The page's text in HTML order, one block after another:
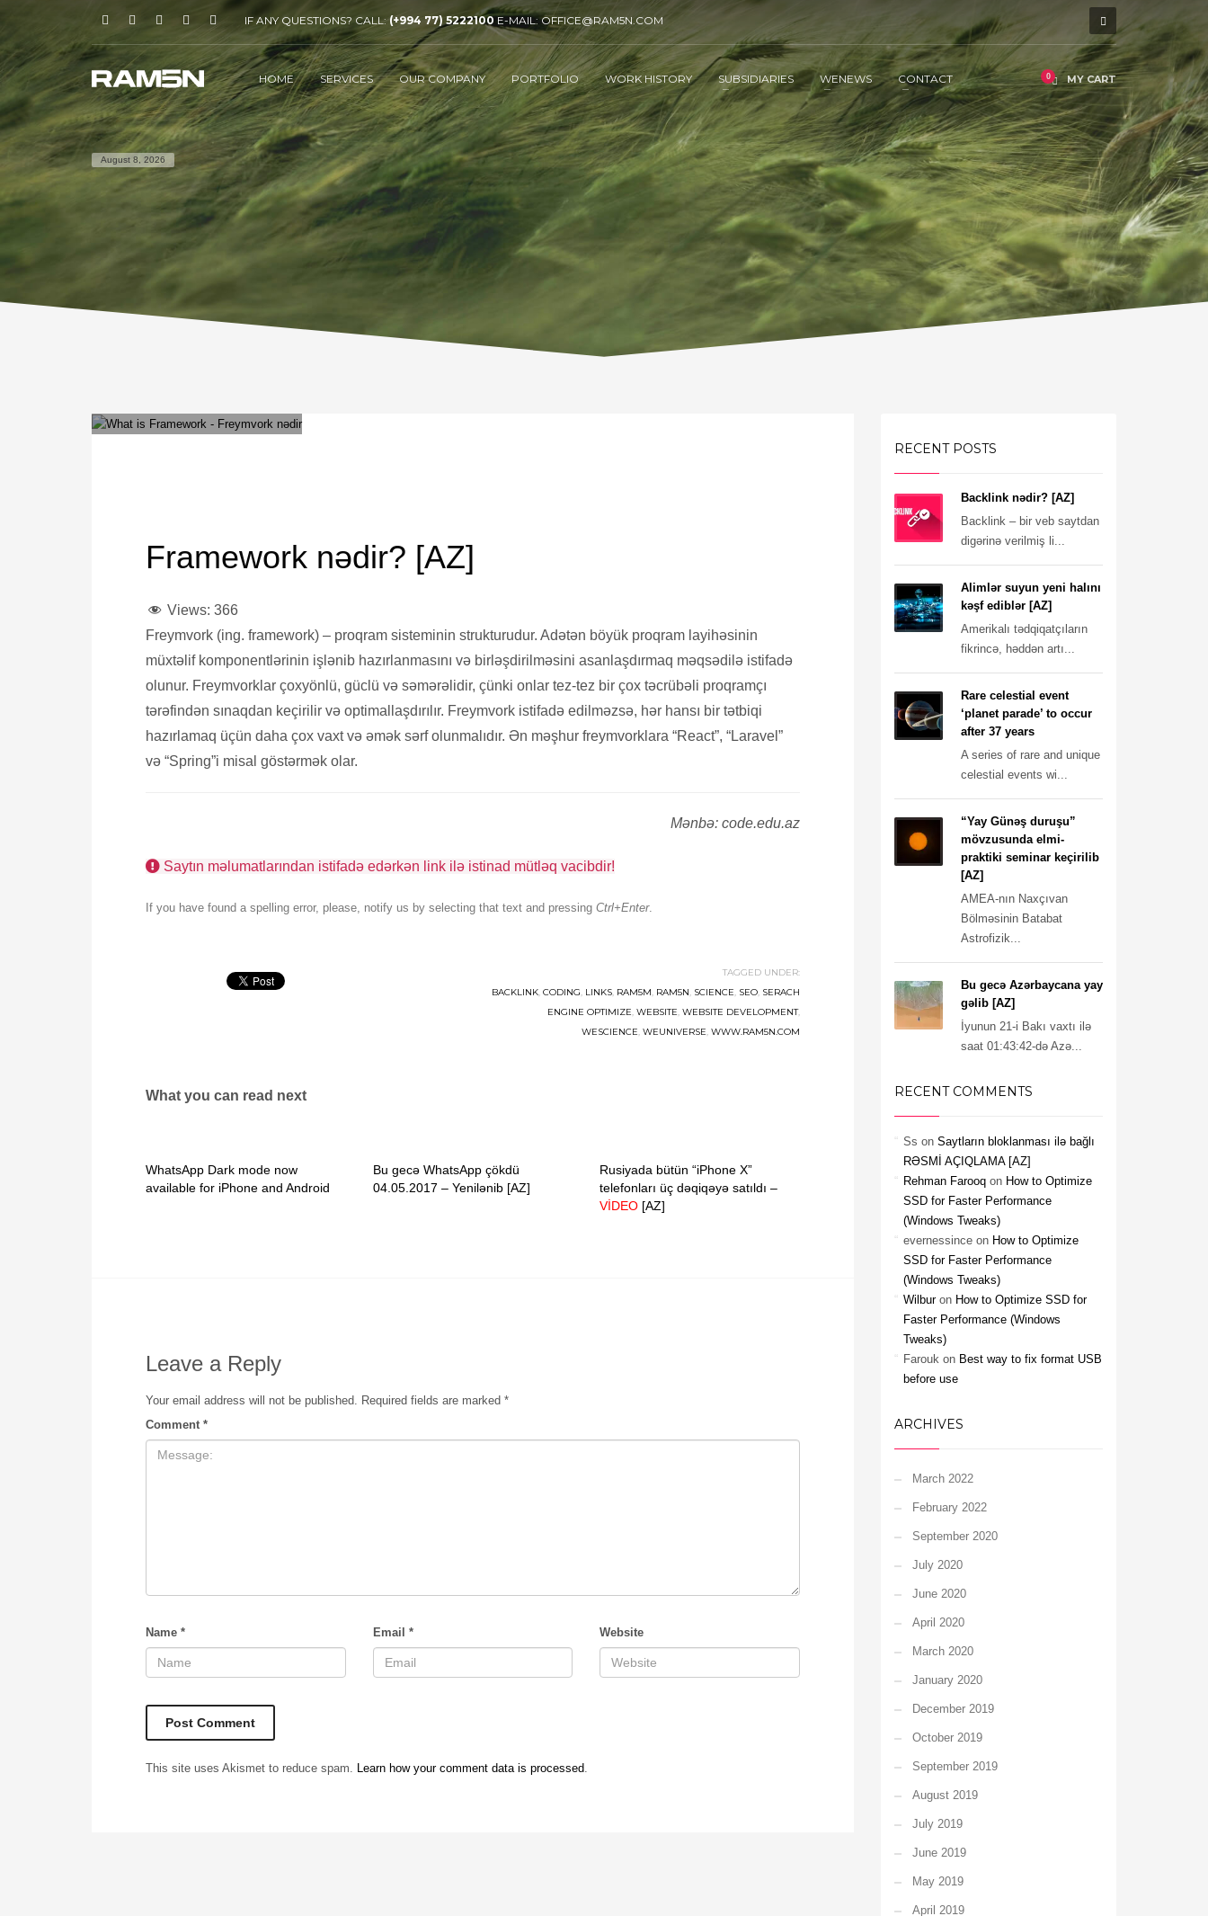
IF ANY QUESTIONS? CALL:(+994 77) 5222100 E-MAIL: OFFICE@RAM5N.COM
HOME SERVICES OUR COMPANY PORTFOLIO WORK HISTORY SUBSIDIARIES WENEWS CONTACT MY CART
August 8, 2026
Framework nədir? [AZ]
Views: 366
Freymvork (ing. framework) – proqram sisteminin strukturudur. Adətən böyük proqram layihəsinin
müxtəlif komponentlərinin işlənib hazırlanmasını və birləşdirilməsini asanlaşdırmaq məqsədilə istifadə
olunur. Freymvorklar çoxyönlü, güclü və səmərəlidir, çünki onlar tez-tez bir çox təcrübəli proqramçı
tərəfindən sınaqdan keçirilir və optimallaşdırılır. Freymvork istifadə edilməzsə, hər hansı bir tətbiqi
hazırlamaq üçün daha çox vaxt və əmək sərf olunmalıdır. Ən məşhur freymvorklara “React”, “Laravel”
və “Spring”i misal göstərmək olar.
Mənbə: code.edu.az
Saytın məlumatlarından istifadə edərkən link ilə istinad mütləq vacibdir!
If you have found a spelling error, please, notify us by selecting that text and pressing Ctrl+Enter.
TAGGED UNDER:
BACKLINK, CODING, LINKS, RAM5M, RAM5N, SCIENCE, SEO, SERACH
ENGINE OPTIMIZE, WEBSITE, WEBSITE DEVELOPMENT,
WESCIENCE, WEUNIVERSE, WWW.RAM5N.COM
What you can read next
WhatsApp Dark mode now
available for iPhone and Android
Bu gecə WhatsApp çökdü
04.05.2017 – Yenilənib [AZ]
Rusiyada bütün “iPhone X”
telefonları üç dəqiqəyə satıldı –
VİDEO [AZ]
Leave a Reply
Your email address will not be published. Required fields are marked *
Comment *
Name * Email * Website
This site uses Akismet to reduce spam. Learn how your comment data is processed.
RECENT POSTS
Backlink nədir? [AZ]
Backlink – bir veb saytdan
digərinə verilmiş li...
Alimlər suyun yeni halını
kəşf ediblər [AZ]
Amerikalı tədqiqatçıların
fikrincə, həddən artı...
Rare celestial event
‘planet parade’ to occur
after 37 years
A series of rare and unique
celestial events wi...
“Yay Günəş duruşu”
mövzusunda elmi-
praktiki seminar keçirilib
[AZ]
AMEA-nın Naxçıvan
Bölməsinin Batabat
Astrofizik...
Bu gecə Azərbaycana yay
gəlib [AZ]
İyunun 21-i Bakı vaxtı ilə
saat 01:43:42-də Azə...
RECENT COMMENTS
Ss on Saytların bloklanması ilə bağlı
RƏSMİ AÇIQLAMA [AZ]
Rehman Farooqon How to Optimize
SSD for Faster Performance
(Windows Tweaks)
evernessinceon How to Optimize
SSD for Faster Performance
(Windows Tweaks)
Wilburon How to Optimize SSD for
Faster Performance (Windows
Tweaks)
Faroukon Best way to fix format USB
before use
ARCHIVES
March 2022
February 2022
September 2020
July 2020
June 2020
April 2020
March 2020
January 2020
December 2019
October 2019
September 2019
August 2019
July 2019
June 2019
May 2019
April 2019